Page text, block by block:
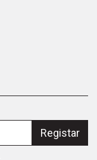
Registar